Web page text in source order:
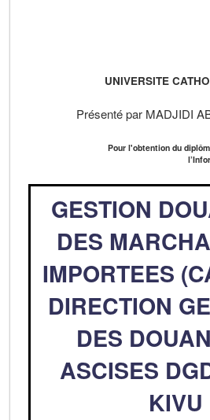
UNIVERSITE
Présenté par MADJIDI
Pour l'obtention du
GESTION
DES
IMPORTEES
DIRECTION
DES
ASCISES
KIVU